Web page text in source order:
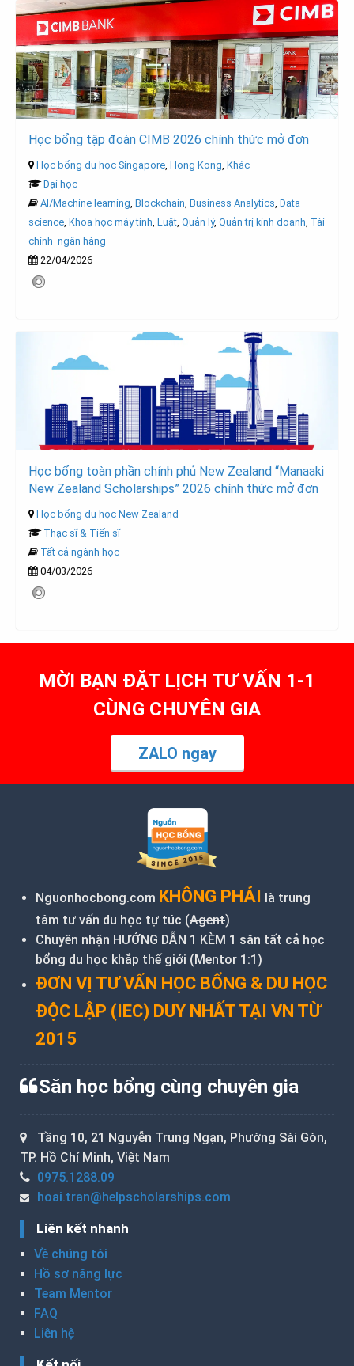
Học bổng tập đoàn CIMB 2026 chính thức mở đơn
Học bổng du học Singapore, Hong Kong, Khác
Đại học
AI/Machine learning, Blockchain, Business Analytics, Data
science, Khoa học máy tính, Luật, Quản lý, Quản trị kinh doanh, Tài
chính_ngân hàng
22/04/2026
Học bổng toàn phần chính phủ New Zealand “Manaaki
New Zealand Scholarships” 2026 chính thức mở đơn
Học bổng du học New Zealand
Thạc sĩ & Tiến sĩ
Tất cả ngành học
04/03/2026
MỜI BẠN ĐẶT LỊCH TƯ VẤN 1-1
CÙNG CHUYÊN GIA
ZALO ngay
Nguonhocbong.com KHÔNG PHẢI là trung
tâm tư vấn du học tự túc (Agent)
Chuyên nhận HƯỚNG DẪN 1 KÈM 1 săn tất cả học
bổng du học khắp thế giới (Mentor 1:1)
ĐƠN VỊ TƯ VẤN HỌC BỔNG & DU HỌC
ĐỘC LẬP (IEC) DUY NHẤT TẠI VN TỪ
2015
Săn học bổng cùng chuyên gia
Tầng 10, 21 Nguyễn Trung Ngạn, Phường Sài Gòn,
TP. Hồ Chí Minh, Việt Nam
0975.1288.09
hoai.tran@helpscholarships.com
Liên kết nhanh
Về chúng tôi
Hồ sơ năng lực
Team Mentor
FAQ
Liên hệ